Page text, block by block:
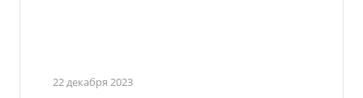
22 декабря 2023